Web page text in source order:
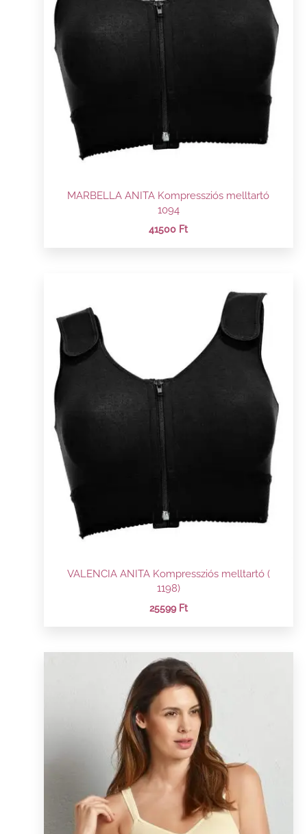
MARBELLA ANITA Kompressziós melltartó
1094
41500 Ft
VALENCIA ANITA Kompressziós melltartó (
1198)
25599 Ft